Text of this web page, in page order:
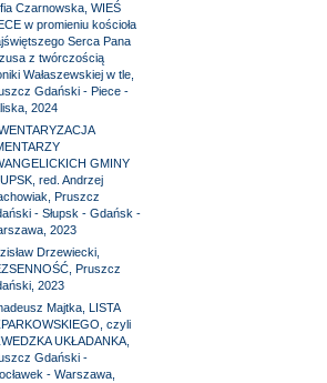
Czarnowska, WIEŚ
w promieniu kościoła
Serca Pana
z twórczością
Wałaszewskiej w tle,
Gdański - Piece -
2024
GMINY
red. Andrzej
Pruszcz
- Słupsk - Gdańsk -
2023
Drzewiecki,
Pruszcz
2023
Majtka, LISTA
czyli
UKŁADANKA,
Gdański -
- Warszawa,